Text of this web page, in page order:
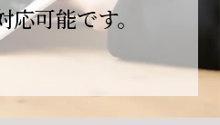
多くのご縁と学びをい
ります。
通過点にすぎません。
可能です。